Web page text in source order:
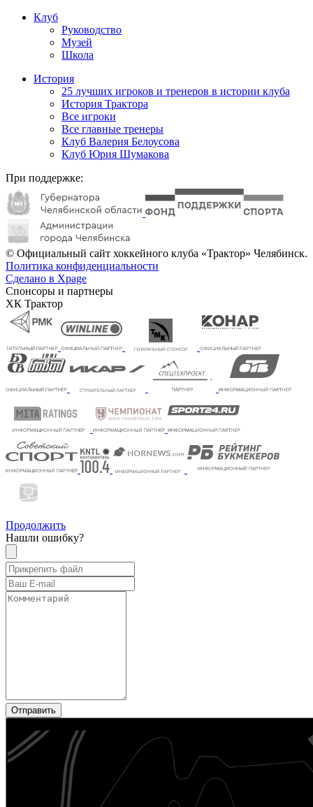
Клуб
Руководство
Музей
Школа
История
25 лучших игроков и тренеров в истории клуба
История Трактора
Все игроки
Все главные тренеры
Клуб Валерия Белоусова
Клуб Юрия Шумакова
При поддержке:
© Официальный сайт хоккейного клуба «Трактор» Челябинск.
Политика конфиденциальности
Сделано в Xpage
Спонсоры и партнеры
ХК Трактор
Продолжить
Нашли ошибку?